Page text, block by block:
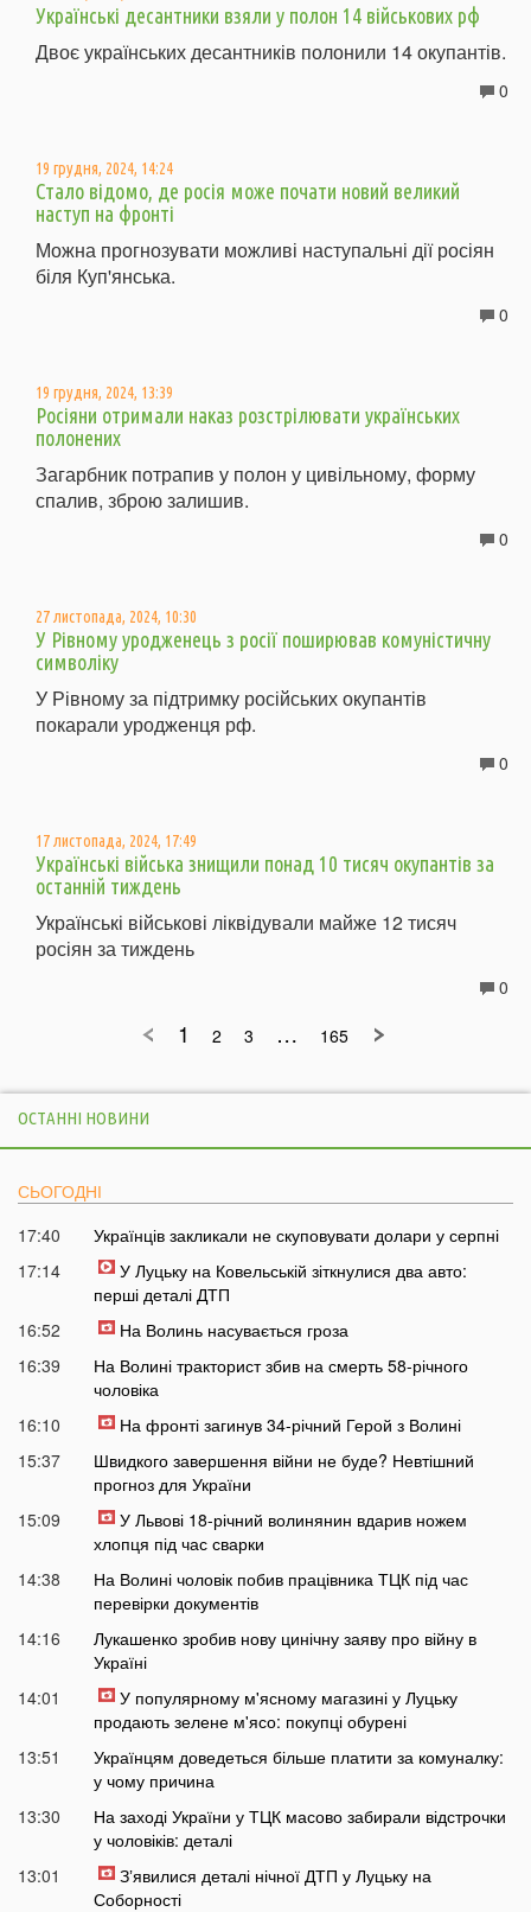
Українські десантники взяли у полон 14 військових рф
Двоє українських десантників полонили 14 окупантів.
0
19 грудня, 2024, 14:24
Стало відомо, де росія може почати новий великий
наступ на фронті
Можна прогнозувати можливі наступальні дії росіян
біля Куп'янська.
0
19 грудня, 2024, 13:39
Росіяни отримали наказ розстрілювати українських
полонених
Загарбник потрапив у полон у цивільному, форму
спалив, зброю залишив.
0
27 листопада, 2024, 10:30
У Рівному уродженець з росії поширював комуністичну
символіку
У Рівному за підтримку російських окупантів
покарали уродженця рф.
0
17 листопада, 2024, 17:49
Українські війська знищили понад 10 тисяч окупантів за
останній тиждень
Українські військові ліквідували майже 12 тисяч
росіян за тиждень
0
1 2 3 … 165
ОСТАННІ НОВИНИ
СЬОГОДНІ
17:40
Українців закликали не скуповувати долари у серпні
17:14
У Луцьку на Ковельській зіткнулися два авто:
перші деталі ДТП
16:52
На Волинь насувається гроза
16:39
На Волині тракторист збив на смерть 58-річного
чоловіка
16:10
На фронті загинув 34-річний Герой з Волині
15:37
Швидкого завершення війни не буде? Невтішний
прогноз для України
15:09
У Львові 18-річний волинянин вдарив ножем
хлопця під час сварки
14:38
На Волині чоловік побив працівника ТЦК під час
перевірки документів
14:16
Лукашенко зробив нову цинічну заяву про війну в
Україні
14:01
У популярному м'ясному магазині у Луцьку
продають зелене м'ясо: покупці обурені
13:51
Українцям доведеться більше платити за комуналку:
у чому причина
13:30
На заході України у ТЦК масово забирали відстрочки
у чоловіків: деталі
13:01
Зʼявилися деталі нічної ДТП у Луцьку на
Соборності